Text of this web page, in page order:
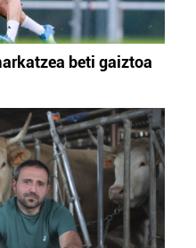
beti gaiztoa